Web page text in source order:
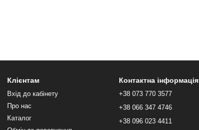
Клієнтам
Вхід до кабінету
Про нас
Каталог
Контактна інформація
+38 073 770 3577
+38 066 347 4746
+38 096 023 4411